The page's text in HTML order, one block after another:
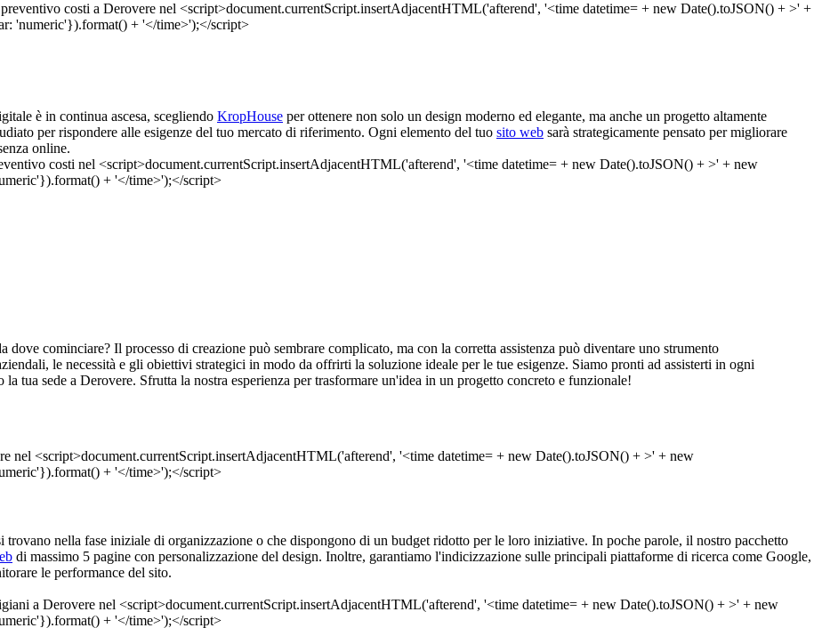
è in continua ascesa, scegliendo KropHouse per ottenere non solo un design moderno ed elegante, ma anche un progetto altamente
per rispondere alle esigenze del tuo mercato di riferimento. Ogni elemento del tuo sito web sarà strategicamente pensato per migliorare
online.
dove cominciare? Il processo di creazione può sembrare complicato, ma con la corretta assistenza può diventare uno strumento
le necessità e gli obiettivi strategici in modo da offrirti la soluzione ideale per le tue esigenze. Siamo pronti ad assisterti in ogni
tua sede a Derovere. Sfrutta la nostra esperienza per trasformare un'idea in un progetto concreto e funzionale!
nella fase iniziale di organizzazione o che dispongono di un budget ridotto per le loro iniziative. In poche parole, il nostro pacchetto
di massimo 5 pagine con personalizzazione del design. Inoltre, garantiamo l'indicizzazione sulle principali piattaforme di ricerca come Google,
le performance del sito.